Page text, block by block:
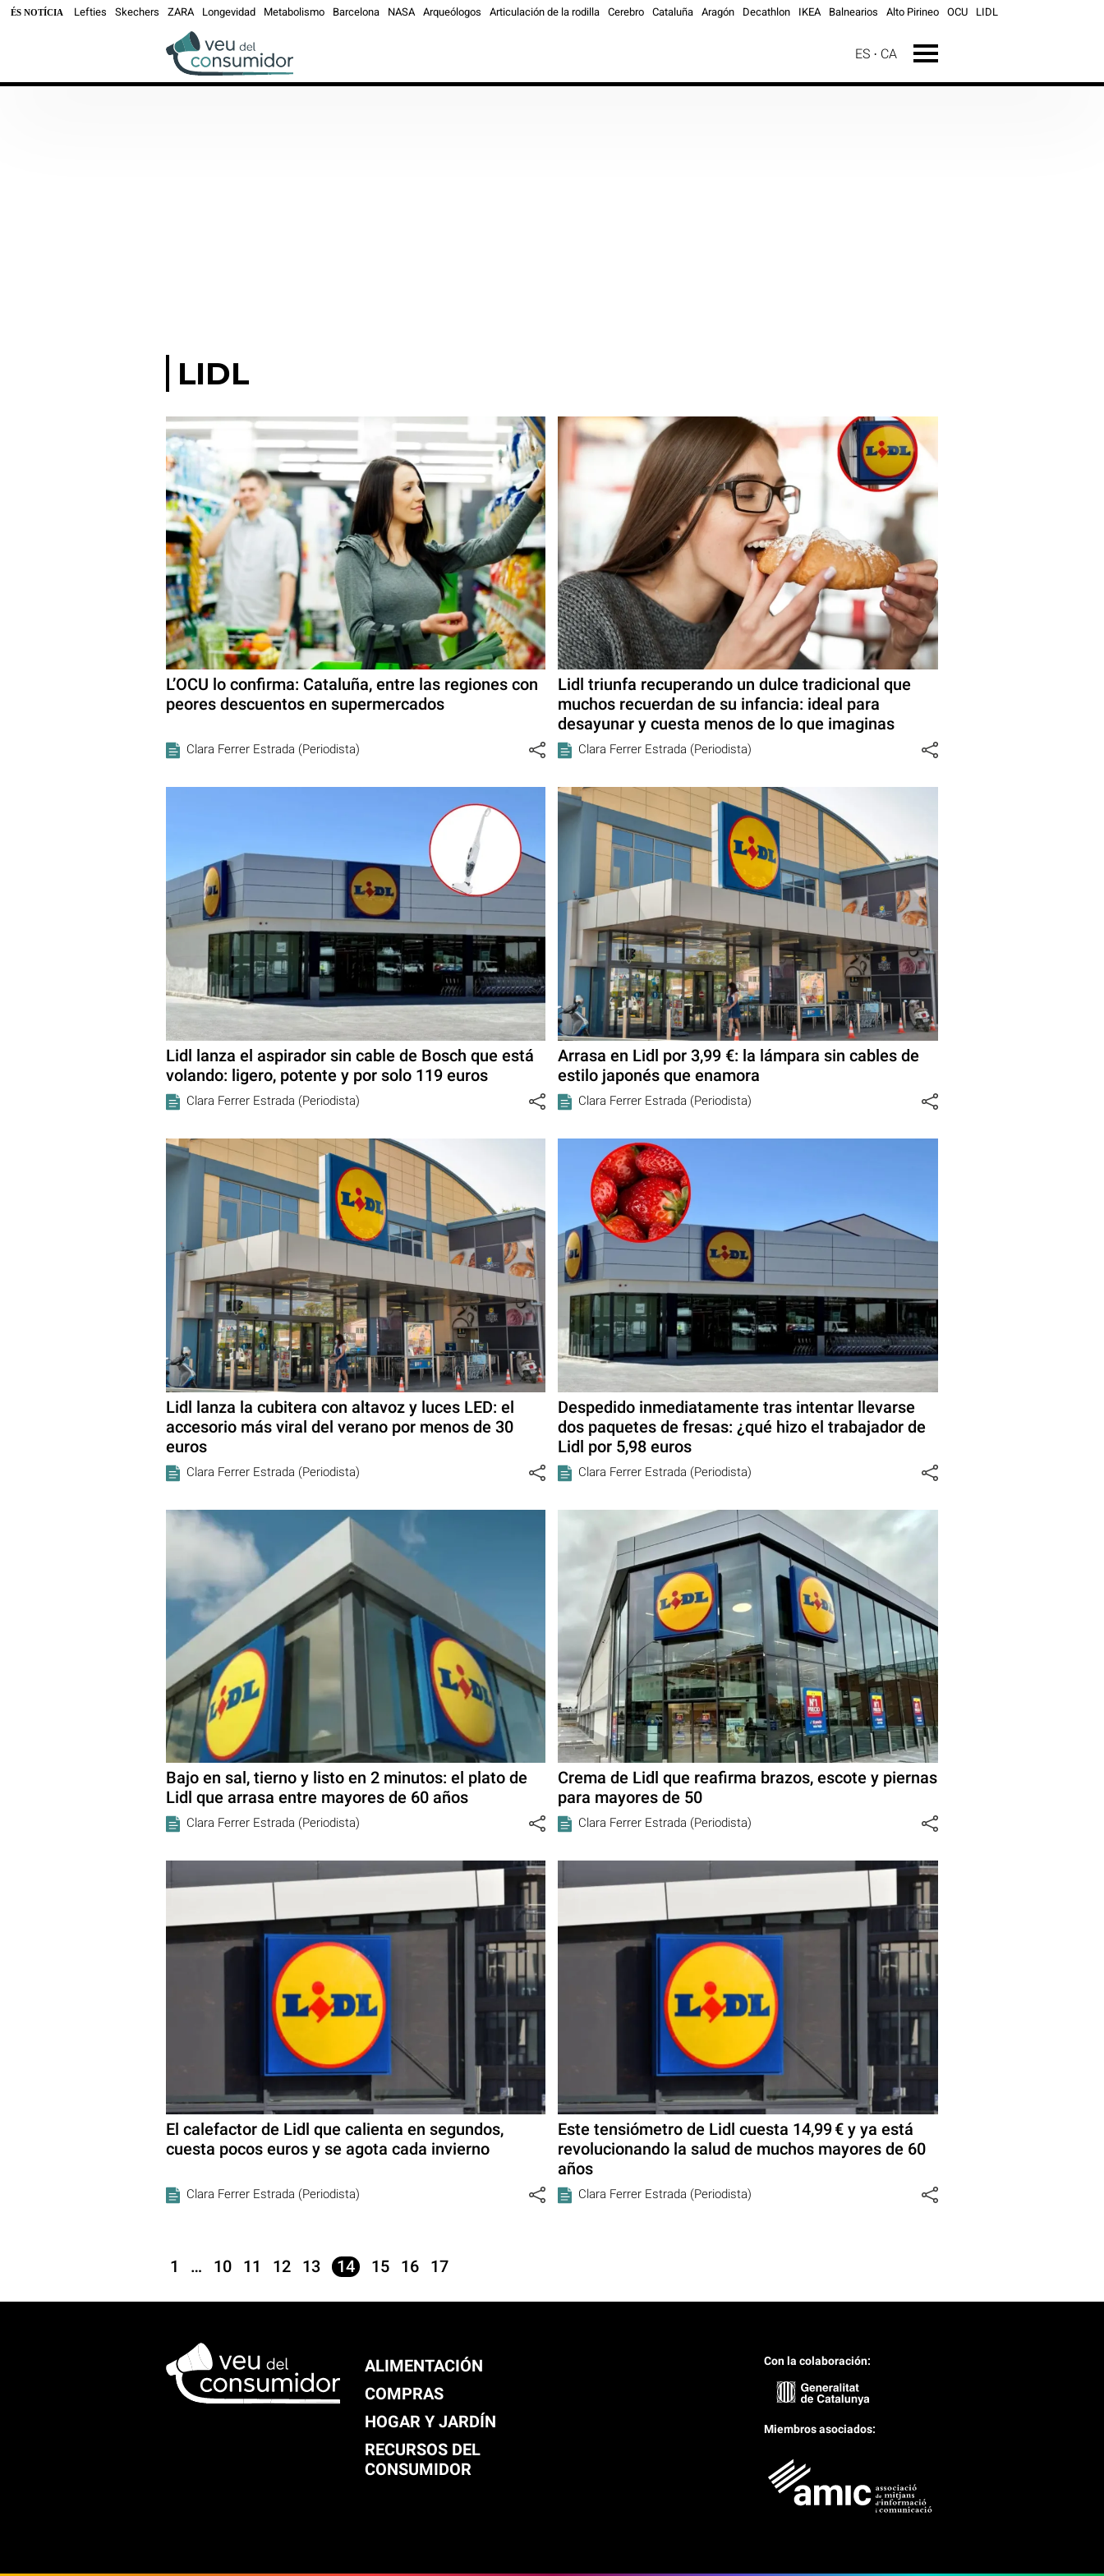
ÉS NOTÍCIA Lefties Skechers ZARA Longevidad Metabolismo Barcelona NASA Arqueólogos Articulación de la rodilla Cerebro Cataluña Aragón Decathlon IKEA Balnearios Alto Pirineo OCU LIDL
ES CA
LIDL
L’OCU lo confirma: Cataluña, entre las regiones con
peores descuentos en supermercados
Clara Ferrer Estrada (Periodista)
Lidl triunfa recuperando un dulce tradicional que
muchos recuerdan de su infancia: ideal para
desayunar y cuesta menos de lo que imaginas
Clara Ferrer Estrada (Periodista)
Lidl lanza el aspirador sin cable de Bosch que está
volando: ligero, potente y por solo 119 euros
Clara Ferrer Estrada (Periodista)
Arrasa en Lidl por 3,99 €: la lámpara sin cables de
estilo japonés que enamora
Clara Ferrer Estrada (Periodista)
Lidl lanza la cubitera con altavoz y luces LED: el
accesorio más viral del verano por menos de 30
euros
Clara Ferrer Estrada (Periodista)
Despedido inmediatamente tras intentar llevarse
dos paquetes de fresas: ¿qué hizo el trabajador de
Lidl por 5,98 euros
Clara Ferrer Estrada (Periodista)
Bajo en sal, tierno y listo en 2 minutos: el plato de
Lidl que arrasa entre mayores de 60 años
Clara Ferrer Estrada (Periodista)
Crema de Lidl que reafirma brazos, escote y piernas
para mayores de 50
Clara Ferrer Estrada (Periodista)
El calefactor de Lidl que calienta en segundos,
cuesta pocos euros y se agota cada invierno
Clara Ferrer Estrada (Periodista)
Este tensiómetro de Lidl cuesta 14,99 € y ya está
revolucionando la salud de muchos mayores de 60
años
Clara Ferrer Estrada (Periodista)
1 … 10 11 12 13 14 15 16 17
ALIMENTACIÓN
COMPRAS
HOGAR Y JARDÍN
RECURSOS DEL
CONSUMIDOR
Con la colaboración:
Miembros asociados: